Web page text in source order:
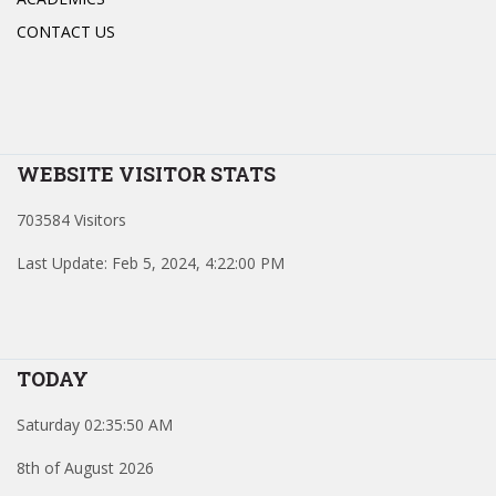
CONTACT US
WEBSITE VISITOR STATS
703584 Visitors
Last Update: Feb 5, 2024, 4:22:00 PM
TODAY
Saturday 02:35:50 AM
8th of August 2026